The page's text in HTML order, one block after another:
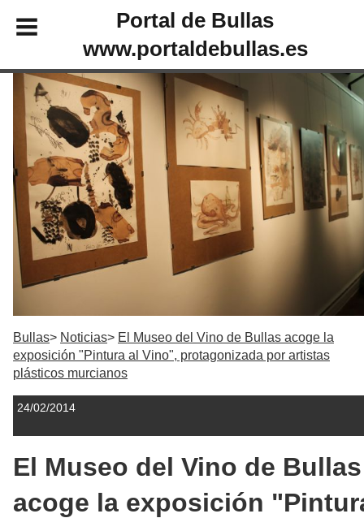
Portal de Bullas
www.portaldebullas.es
Bullas Noticias
El Museo del Vino de Bullas acoge la
exposición "Pintura al Vino", protagonizada por artistas
plásticos murcianos
24/02/2014
El Museo del Vino de Bullas
acoge la exposición